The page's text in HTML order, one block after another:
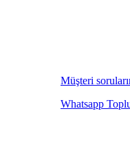
Müşteri
Whatsapp